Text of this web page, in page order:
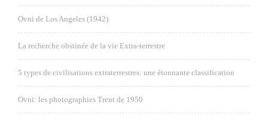
Ovni de Los Angeles (1942)
La recherche obstinée de la vie Extra-terrestre
5 types de civilisations extraterrestres: une étonnante classification
Ovni: les photographies Trent de 1950